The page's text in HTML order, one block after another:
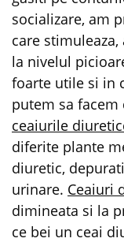
socializare, am
care
la nivelul
foarte utile si in
putem sa facem
ceaiurile
diferite plante
diuretic,
urinare. Ceaiuri
dimineata si la
ce bei un ceai